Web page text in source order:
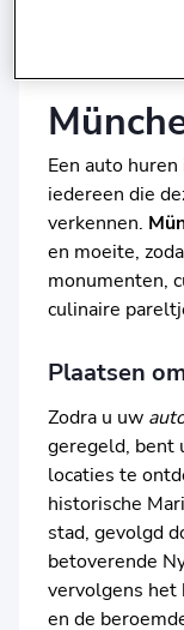
Een auto
iedereen die
verkennen.
en moeite,
monumenten,
culinaire
Plaatsen
Zodra u uw
geregeld, bent
locaties te
historische
stad, gevolgd
betoverende
vervolgens het
en de